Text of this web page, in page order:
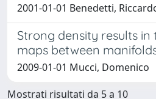
2001-01-01 Benedetti,
Strong density results in
maps between
2009-01-01 Mucci, Domenico
Mostrati risultati da 5 a 10